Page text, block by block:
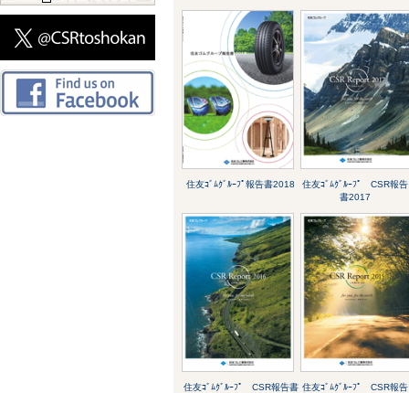
住友ｺﾞﾑｸﾞﾙｰﾌﾟ報告書2018
住友ｺﾞﾑｸﾞﾙｰﾌﾟ CSR報告
書2017
住友ｺﾞﾑｸﾞﾙｰﾌﾟ CSR報告書 住友ｺﾞﾑｸﾞﾙｰﾌﾟ CSR報告